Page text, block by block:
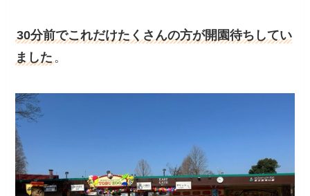
30分前でこれだけたくさんの方が開園待ちしてい
ました 。